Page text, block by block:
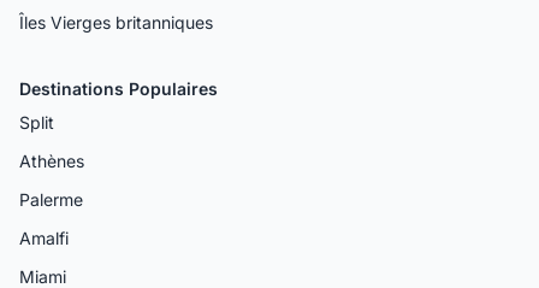
Îles Vierges britanniques
Destinations Populaires
Split
Athènes
Palerme
Amalfi
Miami